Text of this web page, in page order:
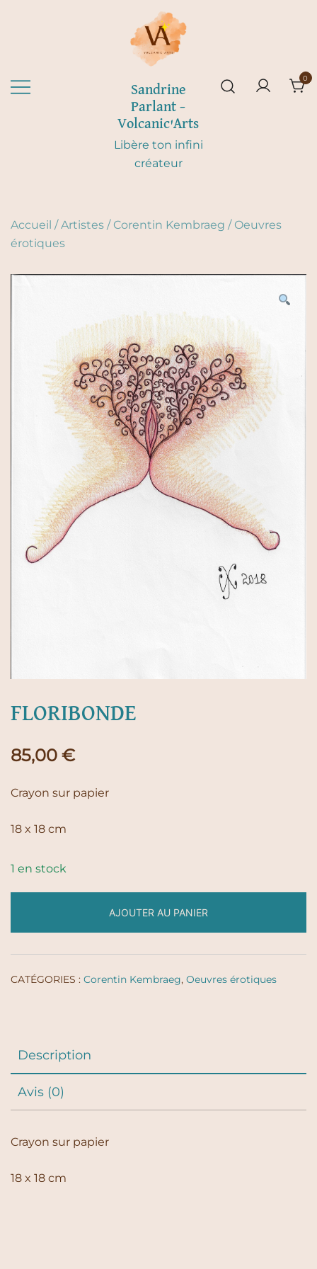
Sandrine
Parlant –
Volcanic'Arts
Libère ton infini
créateur
0
Accueil /Artistes / Corentin Kembraeg / Oeuvres
érotiques
FLORIBONDE
85,00 €
Crayon sur papier
18 x 18 cm
1 en stock
AJOUTER AU PANIER
CATÉGORIES : Corentin Kembraeg, Oeuvres érotiques
Description
Avis (0)
Crayon sur papier
18 x 18 cm